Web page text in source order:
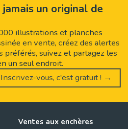
un original de
illustrations et planches
en vente, créez des alertes
préférés, suivez et partagez les
un seul endroit.
Inscrivez-vous, c'est gratuit ! →
Ventes aux enchères